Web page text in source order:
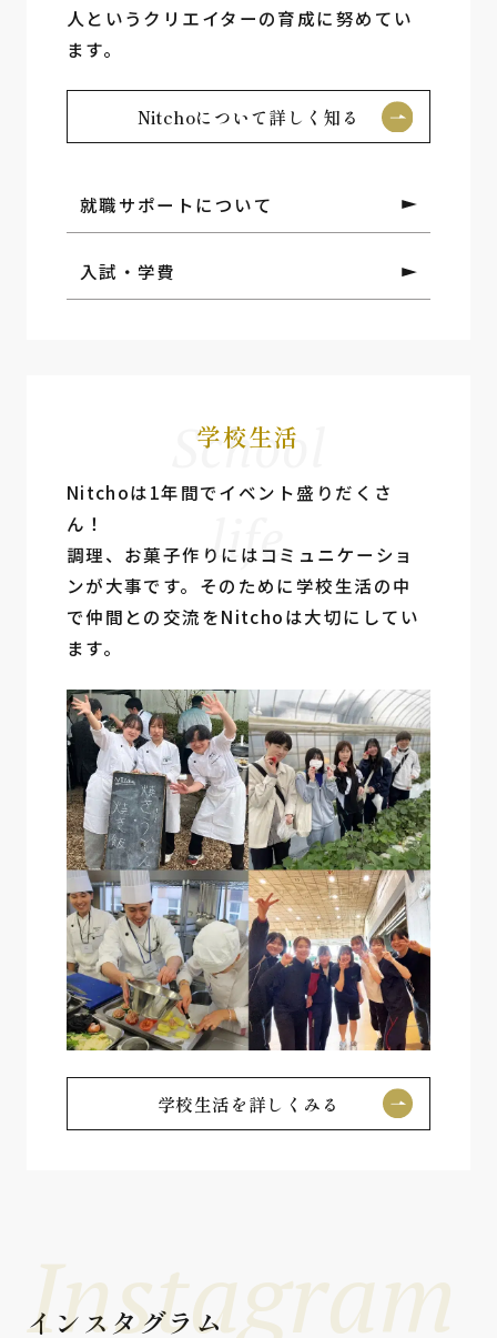
⼈というクリエイターの育成に努めてい
ます。
Nitchoについて詳しく知る
就職サポートについて
入試・学費
学校生活
School
life
Nitchoは1年間でイベント盛りだくさ
ん！
調理、お菓⼦作りにはコミュニケーショ
ンが⼤事です。そのために学校⽣活の中
で仲間との交流をNitchoは⼤切にしてい
ます。
学校生活を詳しくみる
インスタグラム
Instagram